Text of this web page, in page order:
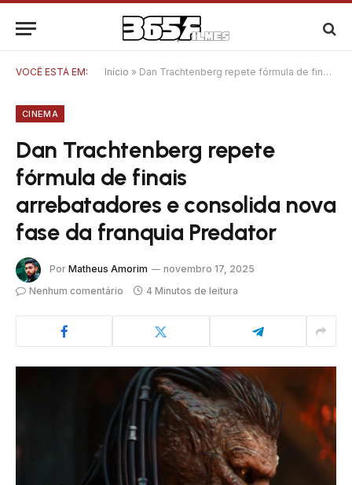
VOCÊ ESTÁ EM: Início » Dan Trachtenberg repete fórmula de finais arrebatadores e consolida nova fase da franquia Predator
CINEMA
Dan Trachtenberg repete
fórmula de finais
arrebatadores e consolida nova
fase da franquia Predator
Por Matheus Amorim
novembro 17, 2025
Nenhum comentário
4 Minutos de leitura